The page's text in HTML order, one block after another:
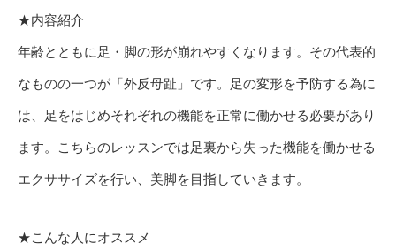
★内容紹介
年齢とともに足・脚の形が崩れやすくなります。その代表的
なものの一つが「外反母趾」です。足の変形を予防する為に
は、足をはじめそれぞれの機能を正常に働かせる必要があり
ます。こちらのレッスンでは足裏から失った機能を働かせる
エクササイズを行い、美脚を目指していきます。
★こんな人にオススメ